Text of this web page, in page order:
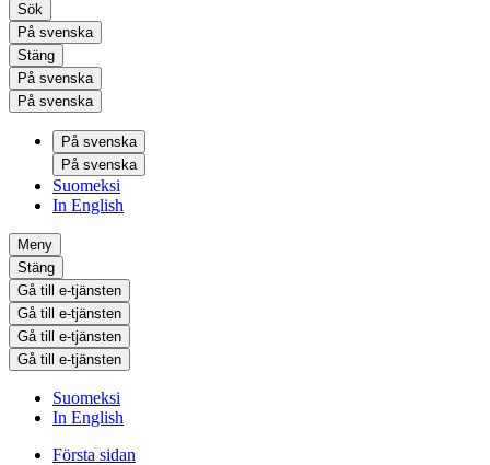
Sök
På svenska
Stäng
På svenska
På svenska
På svenska
På svenska
Suomeksi
In English
Meny
Stäng
Gå till e-tjänsten
Gå till e-tjänsten
Gå till e-tjänsten
Gå till e-tjänsten
Suomeksi
In English
Första sidan